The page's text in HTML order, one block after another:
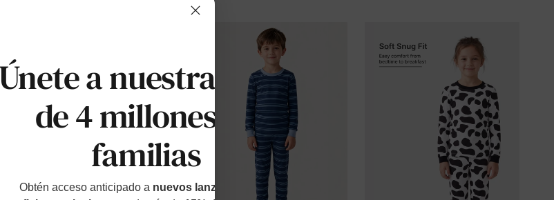
verde
Únete a nuestras más
de 4 millones de
familias
Obtén acceso anticipado a nuevos lanzamientos y